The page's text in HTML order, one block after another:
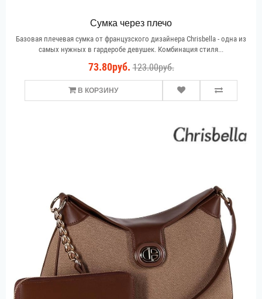
Сумка через плечо
Базовая плечевая сумка от французского дизайнера Chrisbella - одна из
самых нужных в гардеробе девушек. Комбинация стиля...
73.80руб. 123.00руб.
В КОРЗИНУ